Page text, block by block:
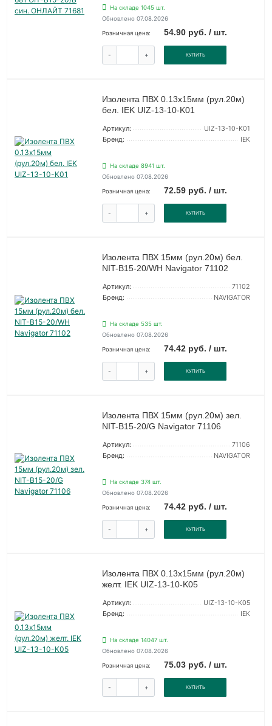
На складе 1045 шт.
Обновлено 07.08.2026
Розничная цена: 54.90 руб. / шт.
- + КУПИТЬ
Изолента ПВХ 0.13х15мм (рул.20м)
бел. IEK UIZ-13-10-K01
Артикул:
UIZ-13-10-K01
Бренд:
IEK
На складе 8941 шт.
Обновлено 07.08.2026
Розничная цена: 72.59 руб. / шт.
- + КУПИТЬ
Изолента ПВХ 15мм (рул.20м) бел.
NIT-B15-20/WH Navigator 71102
Артикул:
71102
Бренд:
NAVIGATOR
На складе 535 шт.
Обновлено 07.08.2026
Розничная цена: 74.42 руб. / шт.
- + КУПИТЬ
Изолента ПВХ 15мм (рул.20м) зел.
NIT-B15-20/G Navigator 71106
Артикул:
71106
Бренд:
NAVIGATOR
На складе 374 шт.
Обновлено 07.08.2026
Розничная цена: 74.42 руб. / шт.
- + КУПИТЬ
Изолента ПВХ 0.13х15мм (рул.20м)
желт. IEK UIZ-13-10-K05
Артикул:
UIZ-13-10-K05
Бренд:
IEK
На складе 14047 шт.
Обновлено 07.08.2026
Розничная цена: 75.03 руб. / шт.
- + КУПИТЬ